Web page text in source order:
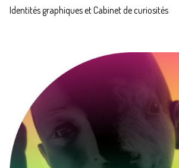
Identités graphiques et Cabinet de curiosités